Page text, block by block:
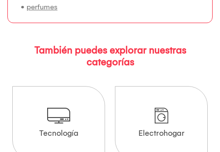
• perfumes
También puedes explorar nuestras
categorías
Tecnología Electrohogar